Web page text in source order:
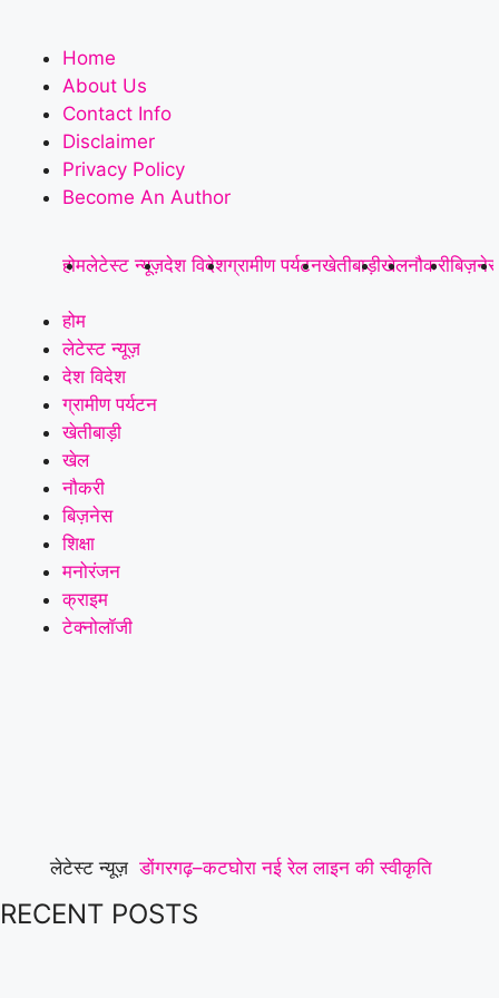
Home
About Us
Contact Info
Disclaimer
Privacy Policy
Become An Author
होमलेटेस्ट न्यूज़देश विदेशग्रामीण पर्यटनखेतीबाड़ीखेलनौकरीबिज़नेस
होम
लेटेस्ट न्यूज़
देश विदेश
ग्रामीण पर्यटन
खेतीबाड़ी
खेल
नौकरी
बिज़नेस
शिक्षा
मनोरंजन
क्राइम
टेक्नोलॉजी
लेटेस्ट न्यूज़ डोंगरगढ़–कटघोरा नई रेल लाइन की स्वीकृति
छत्तीसगढ़ के विकास की दिशा में एक ऐतिहासिक
RECENT POSTS